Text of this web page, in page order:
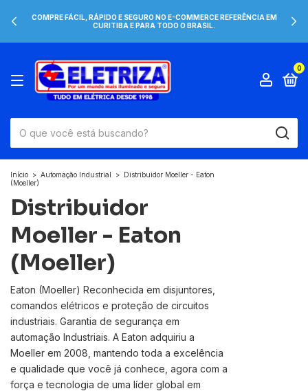
COMPRE FÁCIL, RÁPIDO E SEGURO NO E-COMMERCE REFERÊNCIA EM
CURITIBA E PARA TODO O BRASIL.
0
Início > Automação Industrial > Distribuidor Moeller - Eaton
(Moeller)
Distribuidor
Moeller - Eaton
(Moeller)
Eaton (Moeller) Reconhecida em disjuntores,
comandos elétricos e proteção de circuitos
industriais. Garantia de segurança em
automação Industriais. A Eaton adquiriu a
Moeller em 2008, mantendo toda a excelência
e qualidade que você já conhece, agora com a
força e tecnologia de uma líder global em